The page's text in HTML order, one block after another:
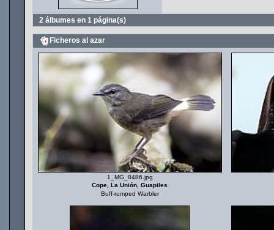
2 álbumes en 1 página(s)
Ficheros al azar
1_MG_8486.jpg
Cope, La Unión, Guapiles
Buff-rumped Warbler